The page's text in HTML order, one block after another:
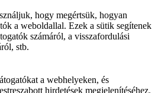
hogy megértsük, hogyan
a weboldallal. Ezek a sütik segítenek
számáról, a visszafordulási
stb.
a webhelyeken, és
hirdetések megjelenítéséhez.